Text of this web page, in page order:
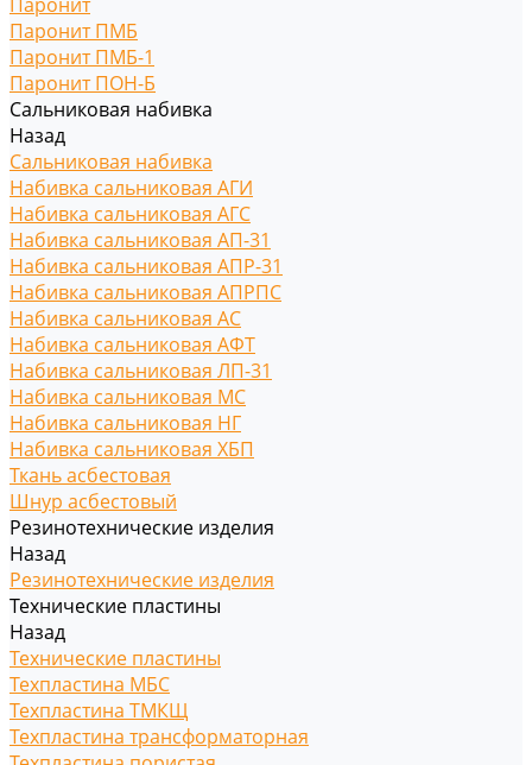
Паронит ПМБ
Паронит ПМБ-1
Паронит ПОН-Б
Сальниковая набивка
Назад
Сальниковая набивка
Набивка сальниковая АГИ
Набивка сальниковая АГС
Набивка сальниковая АП-31
Набивка сальниковая АПР-31
Набивка сальниковая АПРПС
Набивка сальниковая АС
Набивка сальниковая АФТ
Набивка сальниковая ЛП-31
Набивка сальниковая МС
Набивка сальниковая НГ
Набивка сальниковая ХБП
Ткань асбестовая
Шнур асбестовый
Резинотехнические изделия
Назад
Резинотехнические изделия
Технические пластины
Назад
Технические пластины
Техпластина МБС
Техпластина ТМКЩ
Техпластина трансформаторная